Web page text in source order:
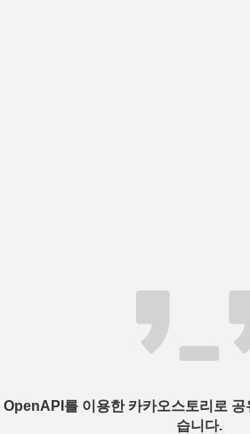
OpenAPI를 이용한 카카오스토리로 공
습니다.